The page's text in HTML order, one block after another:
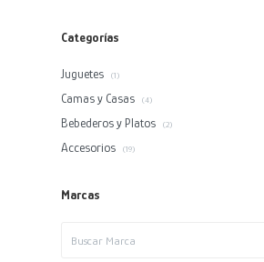
Categorías
Juguetes (1)
Camas y Casas (4)
Bebederos y Platos (2)
Accesorios (19)
Marcas